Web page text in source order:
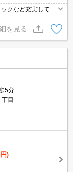
クなど充実してい
備は浴室乾燥機・
やすいお部屋にな
る安心感がありま
を見る
5分
目
)